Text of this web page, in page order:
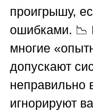
проигрышу,
ошибками. 📉
многие
допускают
неправильно
игнорируют